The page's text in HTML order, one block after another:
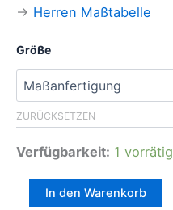
→ Herren Maßtabelle
Größe
ZURÜCKSETZEN
Verfügbarkeit: 1 vorrätig
KillertalerIn den Warenkorb